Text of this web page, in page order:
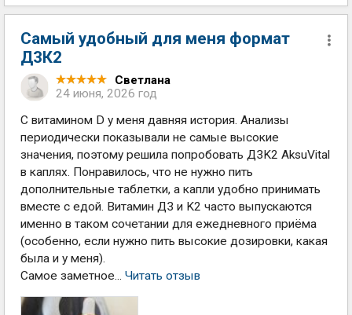
Самый удобный для меня формат
Д3К2
Светлана
24 июня, 2026 год
С витамином D у меня давняя история. Анализы
периодически показывали не самые высокие
значения, поэтому решила попробовать Д3K2 AksuVital
в каплях. Понравилось, что не нужно пить
дополнительные таблетки, а капли удобно принимать
вместе с едой. Витамин Д3 и K2 часто выпускаются
именно в таком сочетании для ежедневного приёма
(особенно, если нужно пить высокие дозировки, какая
была и у меня).
Самое заметное... Читать отзыв